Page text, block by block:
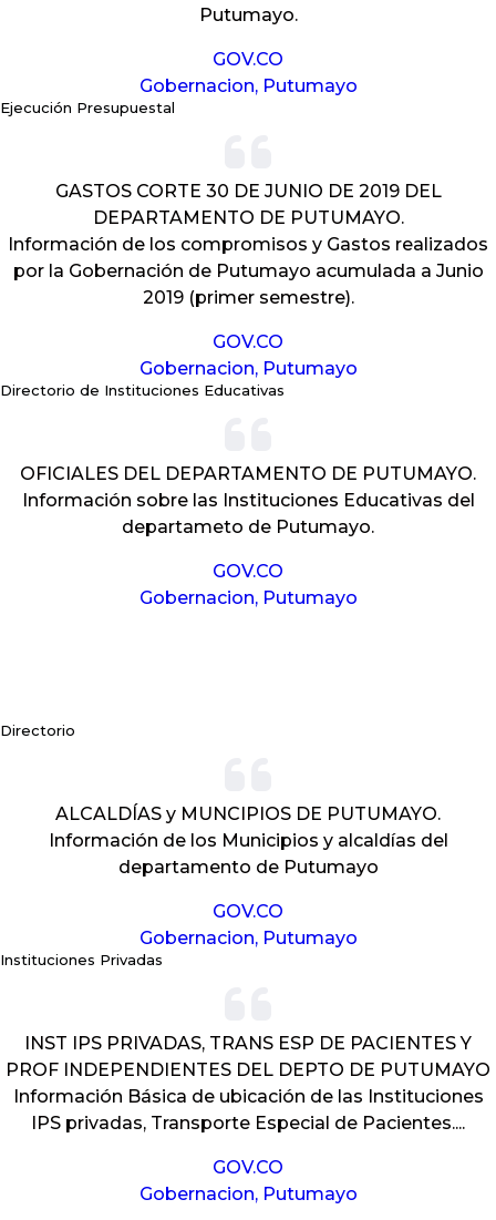
Putumayo.
GOV.CO
Gobernacion, Putumayo
Ejecución Presupuestal
GASTOS CORTE 30 DE JUNIO DE 2019 DEL
DEPARTAMENTO DE PUTUMAYO.
Información de los compromisos y Gastos realizados
por la Gobernación de Putumayo acumulada a Junio
2019 (primer semestre).
GOV.CO
Gobernacion, Putumayo
Directorio de Instituciones Educativas
OFICIALES DEL DEPARTAMENTO DE PUTUMAYO.
Información sobre las Instituciones Educativas del
departameto de Putumayo.
GOV.CO
Gobernacion, Putumayo
Directorio
ALCALDÍAS y MUNCIPIOS DE PUTUMAYO.
Información de los Municipios y alcaldías del
departamento de Putumayo
GOV.CO
Gobernacion, Putumayo
Instituciones Privadas
INST IPS PRIVADAS, TRANS ESP DE PACIENTES Y
PROF INDEPENDIENTES DEL DEPTO DE PUTUMAYO
Información Básica de ubicación de las Instituciones
IPS privadas, Transporte Especial de Pacientes....
GOV.CO
Gobernacion, Putumayo